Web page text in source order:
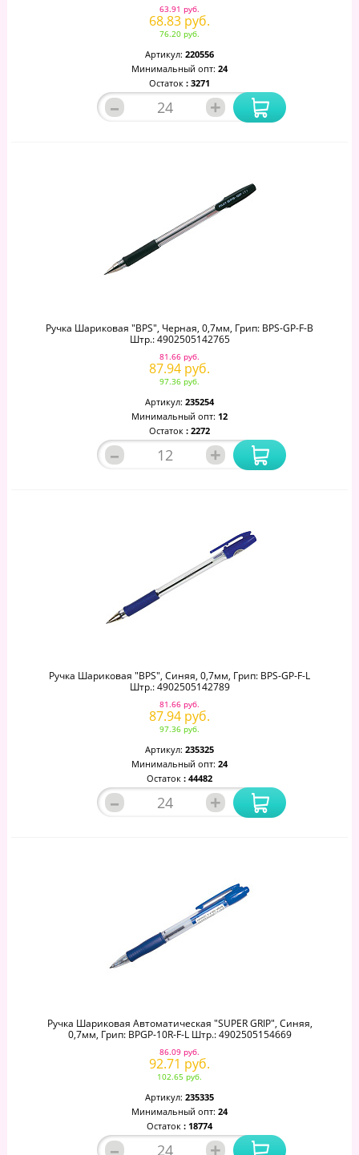
63.91 руб.
68.83 руб.
76.20 руб.
Артикул: 220556
Минимальный опт: 24
Остаток : 3271
– +
Ручка Шариковая "BPS", Черная, 0,7мм, Грип: BPS-GP-F-B
Штр.: 4902505142765
81.66 руб.
87.94 руб.
97.36 руб.
Артикул: 235254
Минимальный опт: 12
Остаток : 2272
– +
Ручка Шариковая "BPS", Синяя, 0,7мм, Грип: BPS-GP-F-L
Штр.: 4902505142789
81.66 руб.
87.94 руб.
97.36 руб.
Артикул: 235325
Минимальный опт: 24
Остаток : 44482
– +
Ручка Шариковая Автоматическая "SUPER GRIP", Синяя,
0,7мм, Грип: BPGP-10R-F-L Штр.: 4902505154669
86.09 руб.
92.71 руб.
102.65 руб.
Артикул: 235335
Минимальный опт: 24
Остаток : 18774